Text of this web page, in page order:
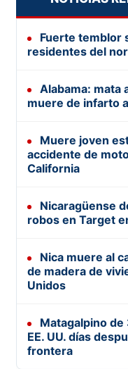
Fuerte temblor
residentes del
Alabama: mata
muere de infarto
Muere joven
accidente de
California
Nicaragüense
robos en Target
Nica muere al
de madera de
Unidos
Matagalpino
EE. UU. días
frontera